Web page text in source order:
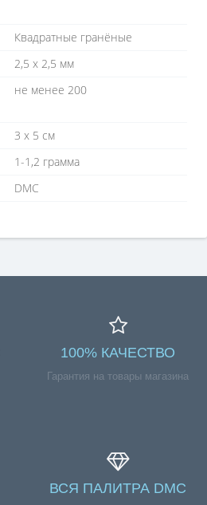
Квадратные гранёные
2,5 х 2,5 мм
не менее 200
3 х 5 см
1-1,2 грамма
DMC
100% КАЧЕСТВО
Гарантия на товары магазина
ВСЯ ПАЛИТРА DMC